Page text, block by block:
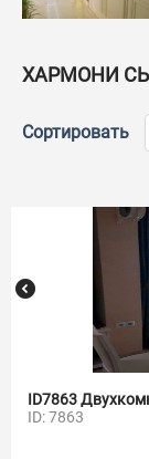
ХАРМОНИ
Сортировать
ID7863
ID: 7863